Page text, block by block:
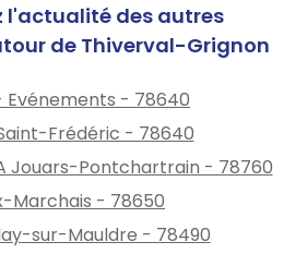
l'actualité des autres
de Thiverval-Grignon
Evénements - 78640
Frédéric - 78640
Jouars-Pontchartrain - 78760
Marchais - 78650
sur-Mauldre - 78490